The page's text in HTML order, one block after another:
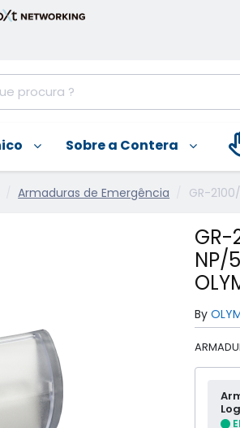
Sobre a Contera
Armaduras de Emergência GR-
GR-
NP/
By